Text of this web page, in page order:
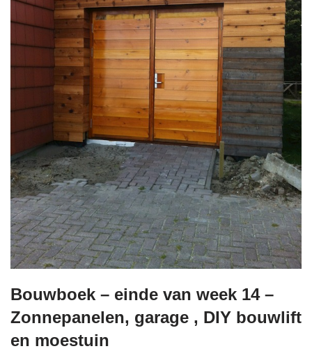
Bouwboek – einde van week 14 –
Zonnepanelen, garage , DIY bouwlift
en moestuin